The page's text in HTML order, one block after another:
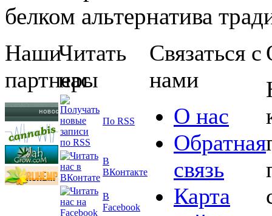
белком альтернатива
Наши
партнеры
Читать
нас
По RSS
В
ВКонтакте
В
Facebook
Связаться с
нами
О нас
Обратная
связь
Карта